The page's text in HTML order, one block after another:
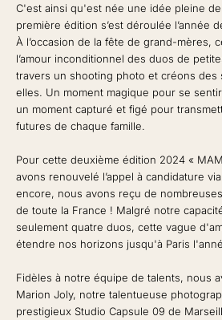
C'est ainsi qu'est née une idée pleine
première édition s’est déroulée l’année
À l’occasion de la fête de grand-mères,
l’amour inconditionnel des duos de
travers un shooting photo et créons
elles. Un moment magique pour se
un moment capturé et figé pour
futures de chaque famille.
Pour cette deuxième édition 2024 «
avons renouvelé l’appel à candidature
encore, nous avons reçu de
de toute la France ! Malgré notre
seulement quatre duos, cette vague
étendre nos horizons jusqu'à Paris
Fidèles à notre équipe de talents, nous
Marion Joly, notre talentueuse
prestigieux Studio Capsule 09 de